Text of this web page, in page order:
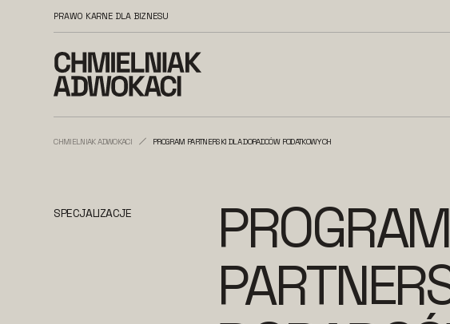
PRAWO KARNE DLA BIZNESU
CHMIELNIAK ADWOKACI PROGRAM PARTNERSKI DLA DORADCÓW PODATKOWYCH
SPECJALIZACJE
PROGRAM